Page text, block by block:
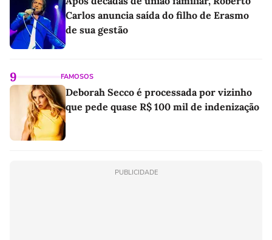
Carlos anuncia saída do filho de Erasmo
de sua gestão
9 FAMOSOS
Deborah Secco é processada por vizinho
que pede quase R$ 100 mil de indenização
PUBLICIDADE